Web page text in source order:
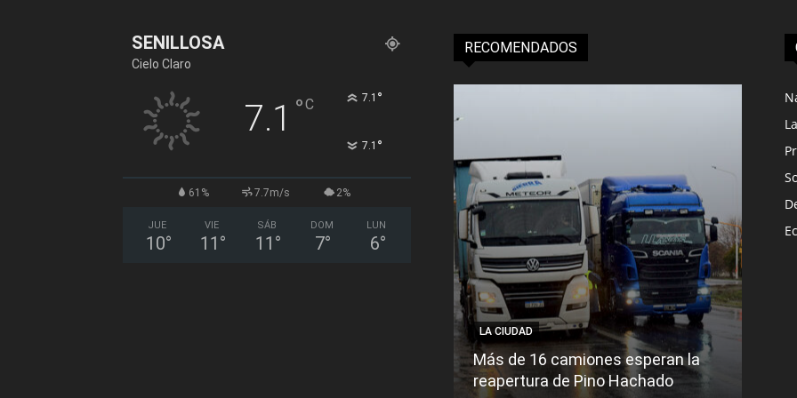
SENILLOSA
Cielo Claro
7.1 °C 7.1 °
7.1 °
61% 7.7m/s 2%
JUE
10°
VIE
11 °
SÁB
11 °
DOM
7°
LUN
6°
RECOMENDADOS
LA CIUDAD
Más de 16 camiones esperan la
reapertura de Pino Hachado